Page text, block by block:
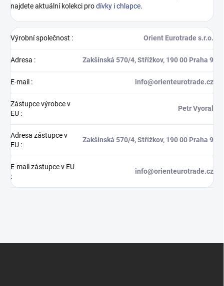
najdete aktuální kolekci prodívky i chlapce.
Výrobní společnost : Orient Eurotrade s.r.o.
Adresa : Zakšínská 570/4, Střížkov, 190 00 Praha 9
E-mail : info@orienteurotrade.cz
Zástupce výrobce v
EU :
Petr Vyoral
Adresa zástupce v
EU :
Zakšínská 570/4, Střížkov, 190 00 Praha 9
E-mail zástupce v EU
:
info@orienteurotrade.cz